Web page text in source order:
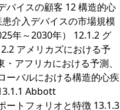
バイスの顧客 12 構造的心
介入デバイスの市場規模
年～2030年） 12.1.2 グ
アメリカズにおける予
アフリカにおける予測、
ーバルにおける構造的心疾
Abbott
トフォリオと特徴 13.1.3